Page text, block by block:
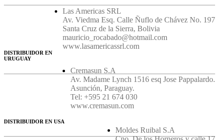
Las Americas SRL
Av. Viedma Esq. Calle Ñuflo de Chávez No. 197
Santa Cruz de la Sierra, Bolivia
mauricio_rocabado@hotmail.com
www.lasamericassrl.com
Cremasun S.A
Av. Madame Lynch 1516 esq Jose Pappalardo.
Asunción, Paraguay.
Tel: +595 21 674 030
www.cremasun.com
DISTRIBUIDOR EN
URUGUAY
Moldes Ruibal S.A
DISTRIBUIDOR EN USA